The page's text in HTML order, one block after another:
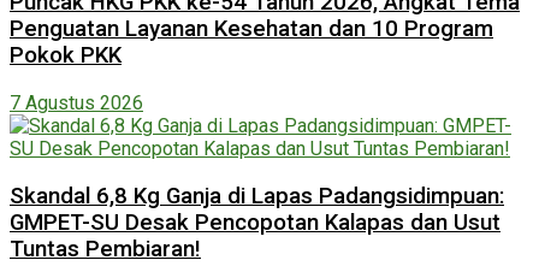
Penguatan Layanan Kesehatan dan 10 Program
Pokok PKK
7 Agustus 2026
Skandal 6,8 Kg Ganja di Lapas Padangsidimpuan:
GMPET-SU Desak Pencopotan Kalapas dan Usut
Tuntas Pembiaran!